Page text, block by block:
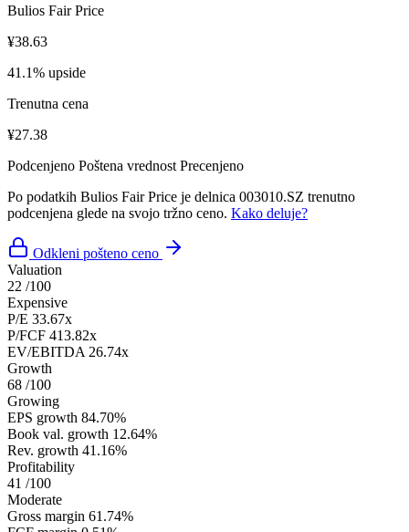
Bulios Fair Price
¥38.63
41.1% upside
Trenutna cena
¥27.38
Podcenjeno Poštena vrednost Precenjeno
Po podatkih Bulios Fair Price je delnica 003010.SZ trenutno
podcenjena glede na svojo tržno ceno. Kako deluje?
Odkleni pošteno ceno
Valuation
22 /100
Expensive
P/E 33.67x
P/FCF 413.82x
EV/EBITDA 26.74x
Growth
68 /100
Growing
EPS growth 84.70%
Book val. growth 12.64%
Rev. growth 41.16%
Profitability
41 /100
Moderate
Gross margin 61.74%